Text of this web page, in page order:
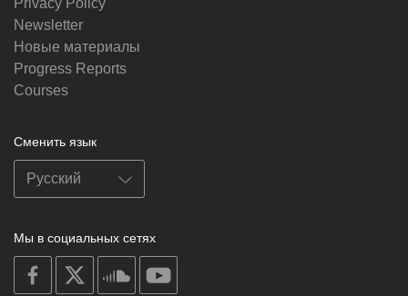
Newsletter
Новые материалы
Progress Reports
Courses
Сменить язык
Мы в социальных сетях
on
facebook
soundcloud